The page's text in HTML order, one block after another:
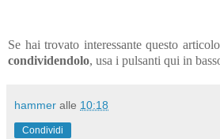
Se hai trovato interessante questo
condividendolo, usa i pulsanti qui in
hammer alle 10:18
Condividi